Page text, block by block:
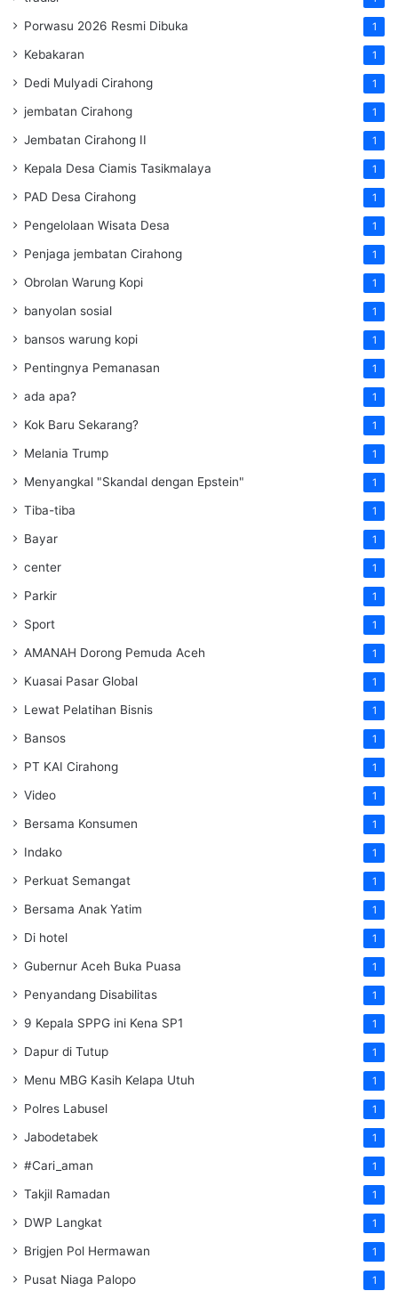
Porwasu 2026 Resmi Dibuka 1
Kebakaran 1
Dedi Mulyadi Cirahong 1
jembatan Cirahong 1
Jembatan Cirahong II 1
Kepala Desa Ciamis Tasikmalaya 1
PAD Desa Cirahong 1
Pengelolaan Wisata Desa 1
Penjaga jembatan Cirahong 1
Obrolan Warung Kopi 1
banyolan sosial 1
bansos warung kopi 1
Pentingnya Pemanasan 1
ada apa? 1
Kok Baru Sekarang? 1
Melania Trump 1
Menyangkal "Skandal dengan Epstein" 1
Tiba-tiba 1
Bayar 1
center 1
Parkir 1
Sport 1
AMANAH Dorong Pemuda Aceh 1
Kuasai Pasar Global 1
Lewat Pelatihan Bisnis 1
Bansos 1
PT KAI Cirahong 1
Video 1
Bersama Konsumen 1
Indako 1
Perkuat Semangat 1
Bersama Anak Yatim 1
Di hotel 1
Gubernur Aceh Buka Puasa 1
Penyandang Disabilitas 1
9 Kepala SPPG ini Kena SP1 1
Dapur di Tutup 1
Menu MBG Kasih Kelapa Utuh 1
Polres Labusel 1
Jabodetabek 1
#Cari_aman 1
Takjil Ramadan 1
DWP Langkat 1
Brigjen Pol Hermawan 1
Pusat Niaga Palopo 1